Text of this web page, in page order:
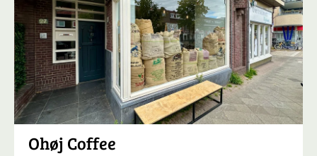
Ohøj Coffee